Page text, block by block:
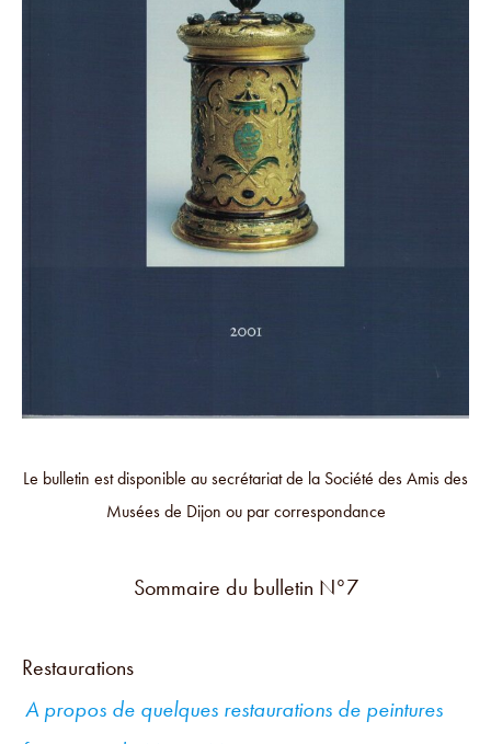
Le bulletin est disponible au secrétariat de la Société des Amis des
Musées de Dijon ou par correspondance
Sommaire du bulletin N°7
Restaurations
A propos de quelques restaurations de peintures